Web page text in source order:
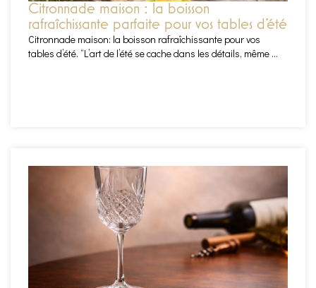
Citronnade maison : la boisson
rafraîchissante parfaite pour vos tables d’été
Citronnade maison: la boisson rafraîchissante pour vos
tables d’été. “L’art de l’été se cache dans les détails, même ...